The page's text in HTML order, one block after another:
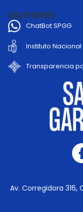
LIGAS DE INTERÉS
ChatBot SPGG
Instituto
Transparencia
Av. Corregidora 316,